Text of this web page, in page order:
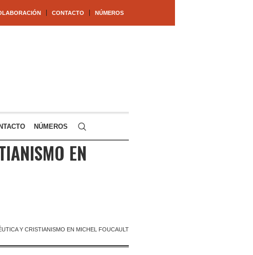
CONTACTO NÚMEROS
NÚMEROS
EN
Y CRISTIANISMO EN MICHEL FOUCAULT